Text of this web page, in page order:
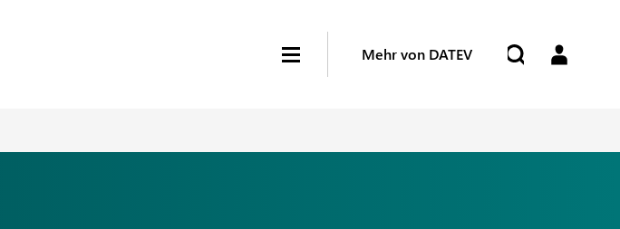
Mehr von DATEV